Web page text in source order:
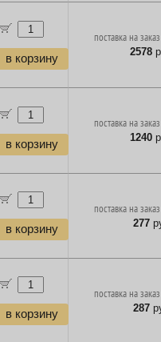
в корзину
поставка на
2578
в корзину
поставка на
1240
в корзину
поставка на
277
в корзину
поставка на
287